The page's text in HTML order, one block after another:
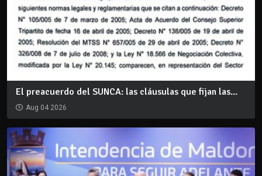
El preacuerdo del SUNCA: las cláusulas que fijan las...
Aug 04 2026